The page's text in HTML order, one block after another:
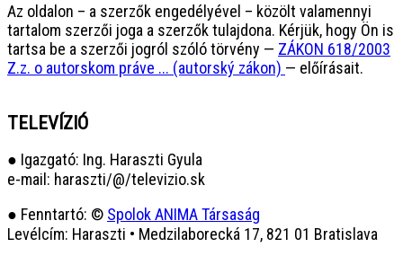
Az oldalon – a szerzők engedélyével – közölt valamennyi
tartalom szerzői joga a szerzők tulajdona. Kérjük, hogy Ön is
tartsa be a szerzői jogról szóló törvény — ZÁKON 618/2003
Z.z. o autorskom práve ... (autorský zákon) — előírásait.
TELEVÍZIÓ
● Igazgató: Ing. Haraszti Gyula
e-mail: haraszti/@/televizio.sk
● Fenntartó: © Spolok ANIMA Társaság
Levélcím: Haraszti • Medzilaborecká 17, 821 01 Bratislava